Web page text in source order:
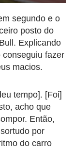
segundo e o
posto do
Explicando
fazer
macios.
tempo]. [Foi]
acho que
Então,
por
do carro